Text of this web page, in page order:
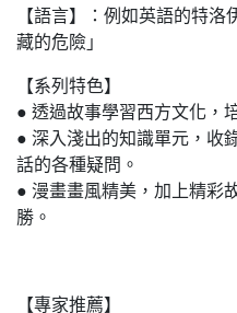
【語言】：例如英語的特洛
藏的危險」
【系列特色】
● 透過故事學習西方文化，
● 深入淺出的知識單元，收
話的各種疑問。
● 漫畫畫風精美，加上精彩
勝。
【專家推薦】